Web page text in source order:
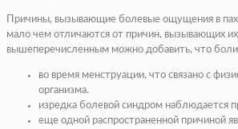
Причины, вызывающие болевые ощущения в
мало чем отличаются от причин, вызывающих
вышеперечисленным можно добавить, что боли
во время менструации, что связано с
организма.
изредка болевой синдром наблюдается
еще одной распространенной причиной